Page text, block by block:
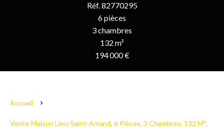
Réf. 82770295
6 pièces
3 chambres
132 m²
194 000 €
Accueil
Vente Maison Lieu-Saint-Amand, 6 Pièces, 3 Chambres, 132 M²,